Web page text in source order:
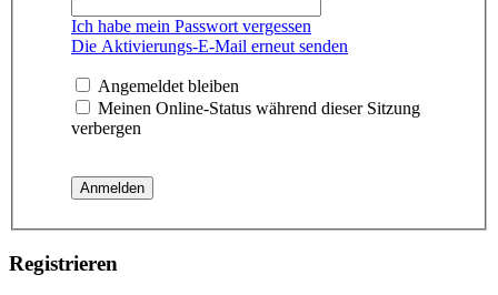
Ich habe mein Passwort vergessen
Die Aktivierungs-E-Mail erneut senden
Angemeldet bleiben
Meinen Online-Status während dieser Sitzung
verbergen
Registrieren